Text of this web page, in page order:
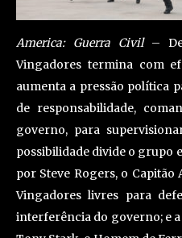
America: Guerra Civil–
Vingadores termina com
aumenta a pressão política
de responsabilidade,
governo, para
possibilidade divide o grupo
por Steve Rogers, o
Vingadores livres para
interferência do governo; e a